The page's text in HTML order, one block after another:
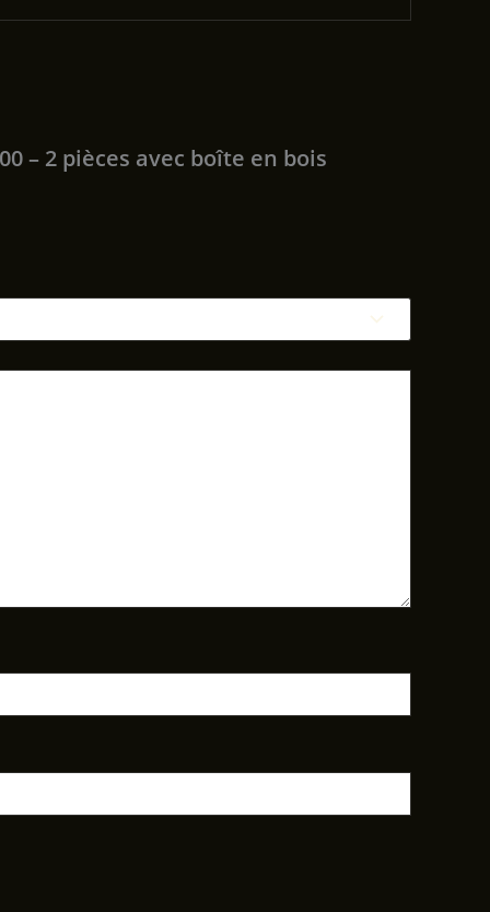
– 2 pièces avec boîte en bois